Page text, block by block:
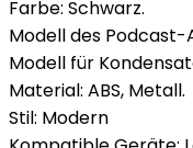
Farbe: Schwarz.
Modell des Podcast-
Modell für
Material: ABS, Metall.
Stil: Modern